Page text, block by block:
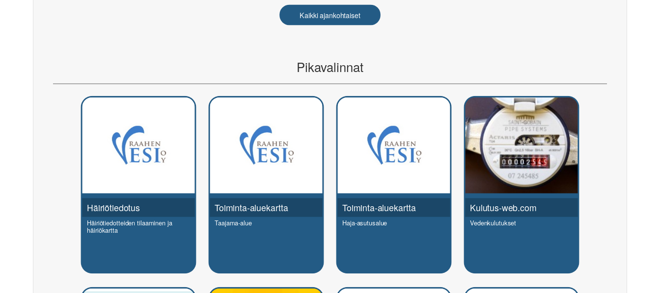
Kaikki ajankohtaiset
Pikavalinnat
Häiriötiedotus
Häiriötiedotteiden tilaaminen ja
häiriökartta
Toiminta-aluekartta
Taajama-alue
Toiminta-aluekartta
Haja-asutusalue
Kulutus-web.com
Vedenkulutukset